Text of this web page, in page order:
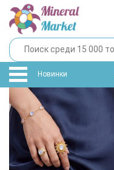
Новинки